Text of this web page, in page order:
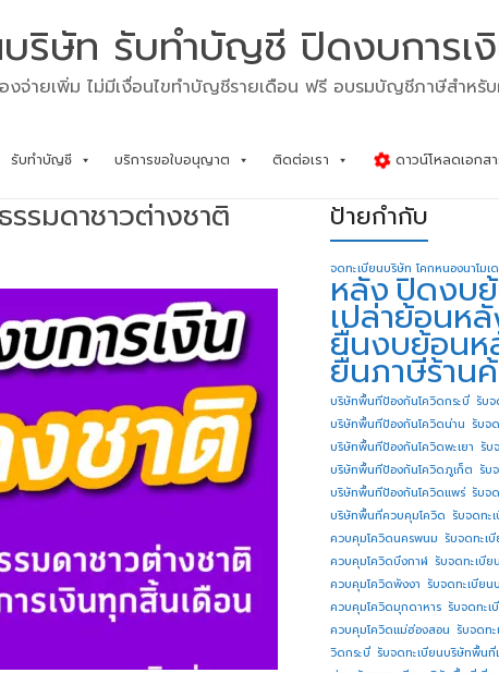
บริษัท รับทำบัญชี ปิดงบการเ
จ่ายเพิ่ม ไม่มีเงื่อนไขทำบัญชีรายเดือน ฟรี อบรมบัญชีภาษีสำหรับ
รับทำบัญชี บริการขอใบอนุญาต ติดต่อเรา ดาวน์โหลดเอกส
รมดาชาวต่างชาติ
ป้ายกำกับ
จดทะเบียนบริษัท โคกหนองนาโมเ
หลังปิดงบ
เปล่าย้อนห
ยื่นงบย้อนห
ยื่นภาษีร้าน
บริษัทพื้นทีป้องกันโควิดกระบี่ รับ
บริษัทพื้นทีป้องกันโควิดน่าน รับจ
บริษัทพื้นทีป้องกันโควิดพะเยา รับ
บริษัทพื้นทีป้องกันโควิดภูเก็ต รับ
บริษัทพื้นทีป้องกันโควิดแพร่ รับจ
บริษัทพื้นที่ควบคุมโควิด รับจดทะ
ควบคุมโควิดนครพนม รับจดทะเ
ควบคุมโควิดบึงกาฬ รับจดทะเบี
ควบคุมโควิดพังงา รับจดทะเบีย
ควบคุมโควิดมุกดาหาร รับจดทะ
ควบคุมโควิดแม่ฮ่องสอน รับจดท
วิดกระบี่ รับจดทะเบียนบริษัทพื้น